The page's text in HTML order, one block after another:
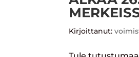
Kirjoittanut: